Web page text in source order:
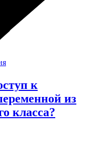
к
из
класса?